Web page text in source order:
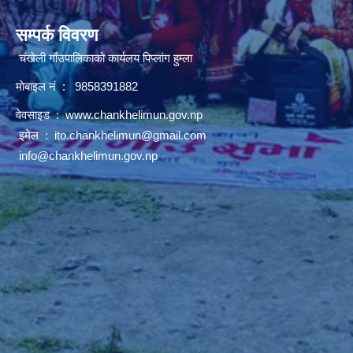
सम्पर्क विवरण
चंखेली गाँउपालिकाकाे कार्यलय पिप्लांग हुम्ला
माेबाइल नं : 9858391882
वेवसाइड :www.chankhelimun.gov.np
इमेल : ito.chankhelimun@gmail.com
info@chankhelimun.gov.np